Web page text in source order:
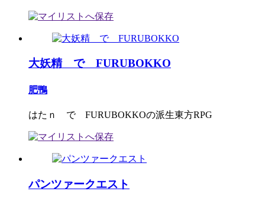
大妖精 で FURUBOKKO
肥鴨
はたｎ で FURUBOKKOの派生東方RPG
パンツァークエスト